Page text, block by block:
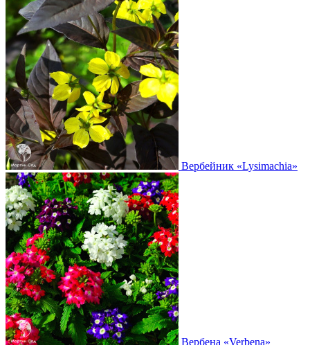
Вербейник «Lysimachia»
Вербена «Verbena»